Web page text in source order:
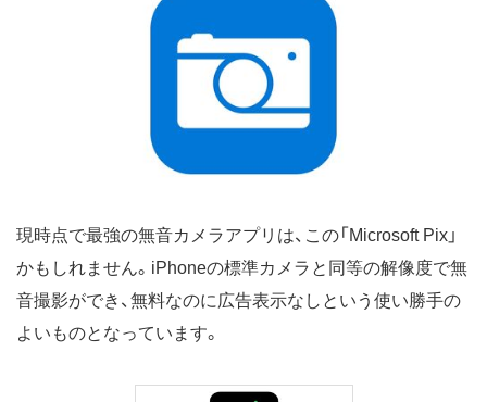
現時点で最強の無音カメラアプリは、この「Microsoft Pix」
かもしれません。iPhoneの標準カメラと同等の解像度で無
音撮影ができ、無料なのに広告表示なしという使い勝手の
よいものとなっています。